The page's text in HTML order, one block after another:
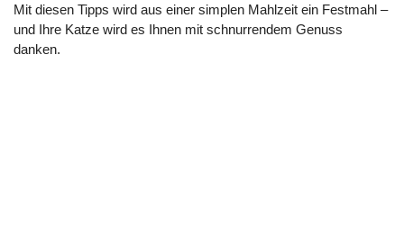
Mit diesen Tipps wird aus einer simplen Mahlzeit ein Festmahl –
und Ihre Katze wird es Ihnen mit schnurrendem Genuss
danken.